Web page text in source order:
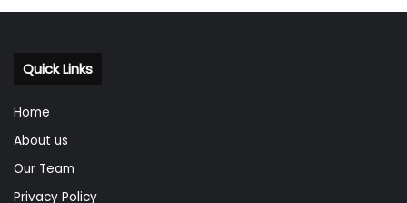
Quick Links
Home
About us
Our Team
Privacy Policy